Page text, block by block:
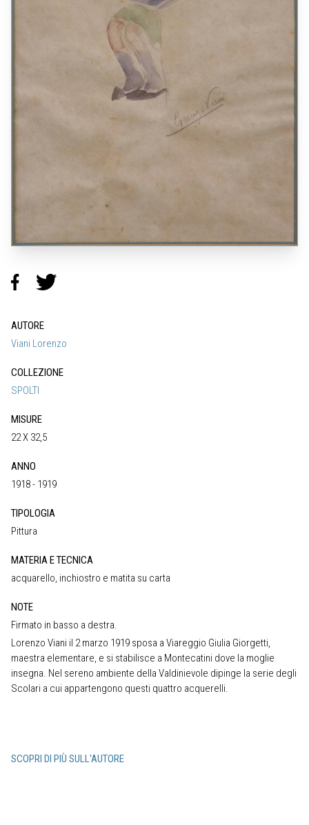
AUTORE
Viani Lorenzo
COLLEZIONE
SPOLTI
MISURE
22 X 32,5
ANNO
1918 - 1919
TIPOLOGIA
Pittura
MATERIA E TECNICA
acquarello, inchiostro e matita su carta
NOTE
Firmato in basso a destra.
Lorenzo Viani il 2 marzo 1919 sposa a Viareggio Giulia Giorgetti,
maestra elementare, e si stabilisce a Montecatini dove la moglie
insegna. Nel sereno ambiente della Valdinievole dipinge la serie degli
Scolari a cui appartengono questi quattro acquerelli.
SCOPRI DI PIÙ SULL'AUTORE